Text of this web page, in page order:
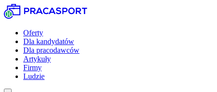
Oferty
Dla kandydatów
Dla pracodawców
Artykuły
Firmy
Ludzie